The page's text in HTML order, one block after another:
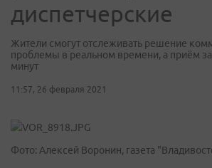
диспетчерские
Жители смогут отслеживать решение
проблемы в реальном времени, а приём
минут
11:57, 26 февраля 2021
Фото: Алексей Воронин, газета